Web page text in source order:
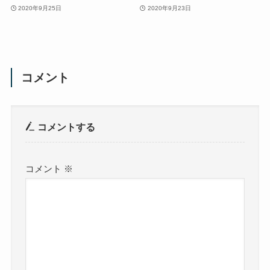
2020年9月25日 2020年9月23日
コメント
コメントする
コメント ※